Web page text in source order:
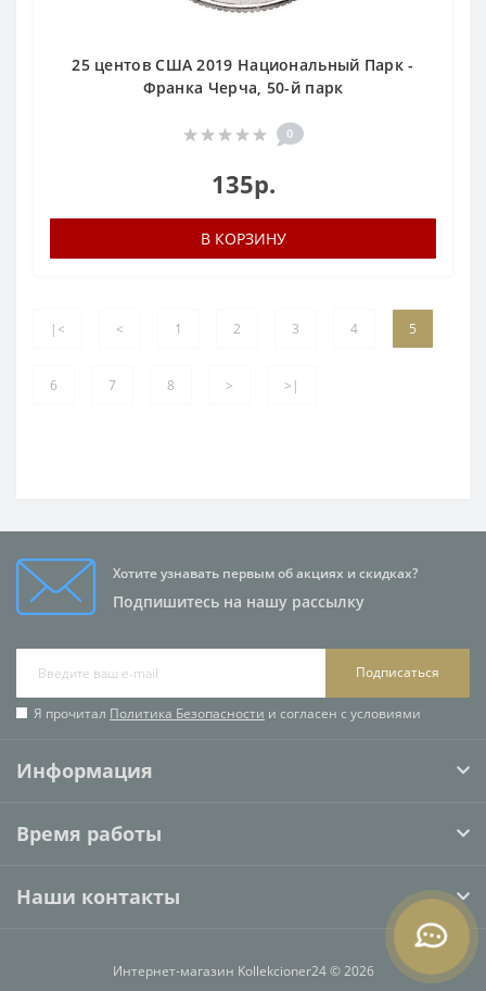
25 центов США 2019 Национальный Парк -
Франка Черча, 50-й парк
0
135р.
В КОРЗИНУ
|< < 1 2 3 4 5
6 7 8 > >|
Хотите узнавать первым об акциях и скидках?
Подпишитесь на нашу рассылку
Подписаться
Я прочитал Политика Безопасности и согласен с условиями
Информация
Время работы
Наши контакты
Интернет-магазин Kollekcioner24 © 2026